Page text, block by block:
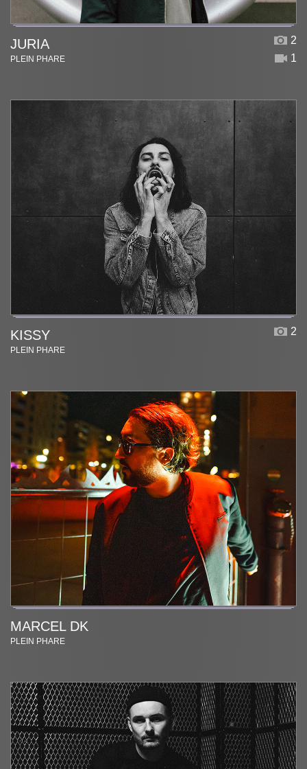
JURIA
PLEIN PHARE
2
1
KISSY
PLEIN PHARE
2
MARCEL DK
PLEIN PHARE